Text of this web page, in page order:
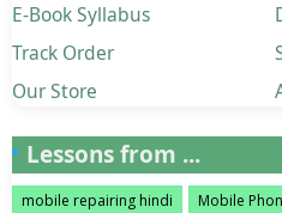
E-Book Syllabus
Track Order
Our Store
Lessons from ...
mobile repairing hindi
Mobile